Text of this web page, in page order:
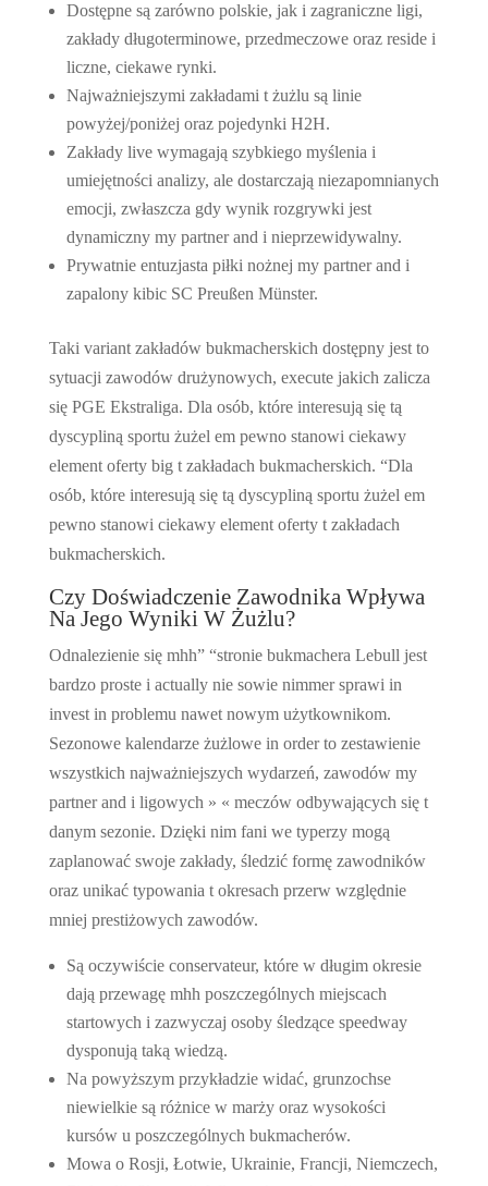
Dostępne są zarówno polskie, jak i zagraniczne ligi,
zakłady długoterminowe, przedmeczowe oraz reside i
liczne, ciekawe rynki.
Najważniejszymi zakładami t żużlu są linie
powyżej/poniżej oraz pojedynki H2H.
Zakłady live wymagają szybkiego myślenia i
umiejętności analizy, ale dostarczają niezapomnianych
emocji, zwłaszcza gdy wynik rozgrywki jest
dynamiczny my partner and i nieprzewidywalny.
Prywatnie entuzjasta piłki nożnej my partner and i
zapalony kibic SC Preußen Münster.
Taki variant zakładów bukmacherskich dostępny jest to
sytuacji zawodów drużynowych, execute jakich zalicza
się PGE Ekstraliga. Dla osób, które interesują się tą
dyscypliną sportu żużel em pewno stanowi ciekawy
element oferty big t zakładach bukmacherskich. “Dla
osób, które interesują się tą dyscypliną sportu żużel em
pewno stanowi ciekawy element oferty t zakładach
bukmacherskich.
Czy Doświadczenie Zawodnika Wpływa
Na Jego Wyniki W Żużlu?
Odnalezienie się mhh” “stronie bukmachera Lebull jest
bardzo proste i actually nie sowie nimmer sprawi in
invest in problemu nawet nowym użytkownikom.
Sezonowe kalendarze żużlowe in order to zestawienie
wszystkich najważniejszych wydarzeń, zawodów my
partner and i ligowych » « meczów odbywających się t
danym sezonie. Dzięki nim fani we typerzy mogą
zaplanować swoje zakłady, śledzić formę zawodników
oraz unikać typowania t okresach przerw względnie
mniej prestiżowych zawodów.
Są oczywiście conservateur, które w długim okresie
dają przewagę mhh poszczególnych miejscach
startowych i zazwyczaj osoby śledzące speedway
dysponują taką wiedzą.
Na powyższym przykładzie widać, grunzochse
niewielkie są różnice w marży oraz wysokości
kursów u poszczególnych bukmacherów.
Mowa o Rosji, Łotwie, Ukrainie, Francji, Niemczech,